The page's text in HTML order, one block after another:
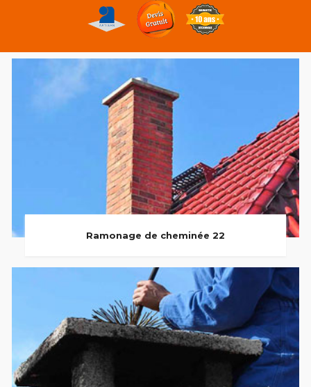
Ramonage de cheminée 22